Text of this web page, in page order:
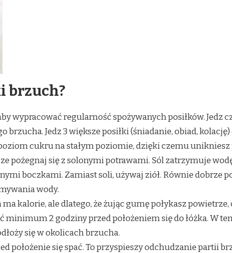
brzuch?
wypracować regularność spożywanych posiłków. Jedz
Jedz 3 większe posiłki (śniadanie, obiad,
cukru na stałym poziomie, dzięki czemu unikniesz
pożegnaj się z solonymi potrawami. Sól zatrzymuje
boczkami. Zamiast soli, używaj ziół. Równie dobrze
wody.
kalorie, ale dlatego, że żując gumę połykasz
minimum 2 godziny przed położeniem się do łóżka. W
się w okolicach brzucha.
położenie się spać. To przyspieszy odchudzanie partii